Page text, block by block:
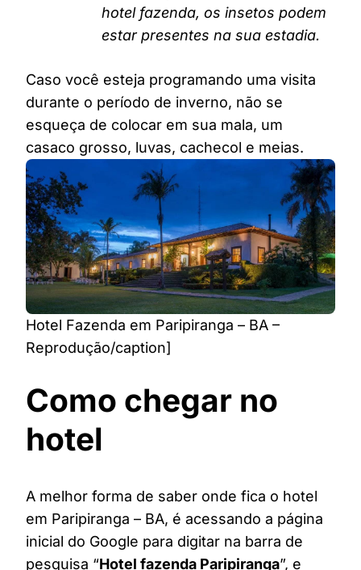
hotel fazenda, os insetos podem
estar presentes na sua estadia.
Caso você esteja programando uma visita
durante o período de inverno, não se
esqueça de colocar em sua mala, um
casaco grosso, luvas, cachecol e meias.
Hotel Fazenda em Paripiranga – BA –
Reprodução/caption]
Como chegar no
hotel
A melhor forma de saber onde fica o hotel
em Paripiranga – BA, é acessando a página
inicial do Google para digitar na barra de
pesquisa “Hotel fazenda Paripiranga”, e